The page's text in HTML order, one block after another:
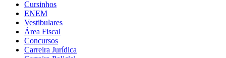
Cursinhos
ENEM
Vestibulares
Área Fiscal
Concursos
Carreira Jurídica